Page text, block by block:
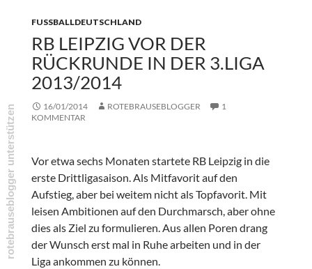
FUSSBALLDEUTSCHLAND
RB LEIPZIG VOR DER
RÜCKRUNDE IN DER 3.LIGA
2013/2014
16/01/2014 ROTEBRAUSEBLOGGER
1
KOMMENTAR
Vor etwa sechs Monaten startete RB Leipzig in die
erste Drittligasaison. Als Mitfavorit auf den
Aufstieg, aber bei weitem nicht als Topfavorit. Mit
leisen Ambitionen auf den Durchmarsch, aber ohne
dies als Ziel zu formulieren. Aus allen Poren drang
der Wunsch erst mal in Ruhe arbeiten und in der
Liga ankommen zu können.
rotebrauseblogger unterstützen